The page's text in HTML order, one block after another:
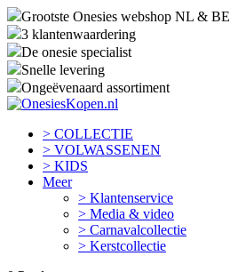
Grootste Onesies webshop NL & BE
3 klantenwaardering
De onesie specialist
Snelle levering
Ongeëvenaard assortiment
> COLLECTIE
> VOLWASSENEN
> KIDS
Meer
> Klantenservice
> Media & video
> Carnavalcollectie
> Kerstcollectie